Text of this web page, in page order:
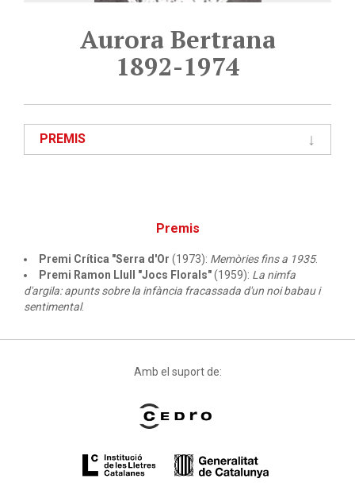
Aurora Bertrana
1892-1974
PREMIS
Premis
Premi Crítica "Serra d'Or (1973): Memòries fins a 1935.
Premi Ramon Llull "Jocs Florals"(1959): La nimfa
d'argila: apunts sobre la infància fracassada d'un noi babau i
sentimental.
Amb el suport de: